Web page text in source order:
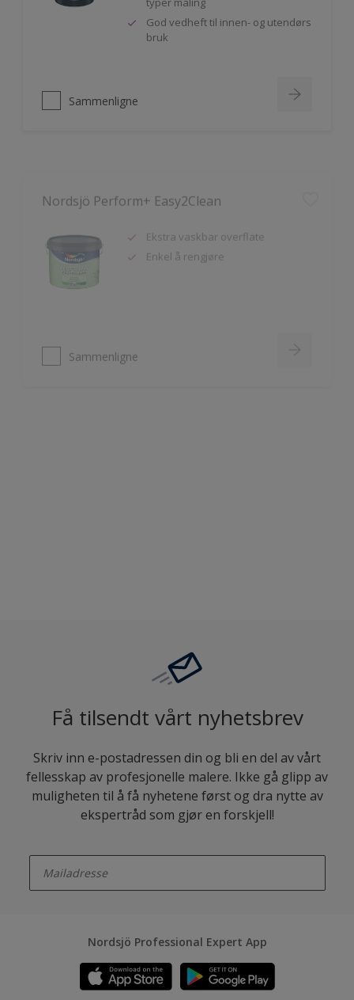
God vedheft til innen- og utendørs
bruk
Ekstra vaskbar overflate
Få tilsendt vårt nyhetsbrev
Skriv inn e-postadressen din og bli en del av vårt
fellesskap av profesjonelle malere. Ikke gå glipp av
muligheten til å få nyhetene først og dra nytte av
ekspertråd som gjør en forskjell!
Nordsjö Professional Expert App